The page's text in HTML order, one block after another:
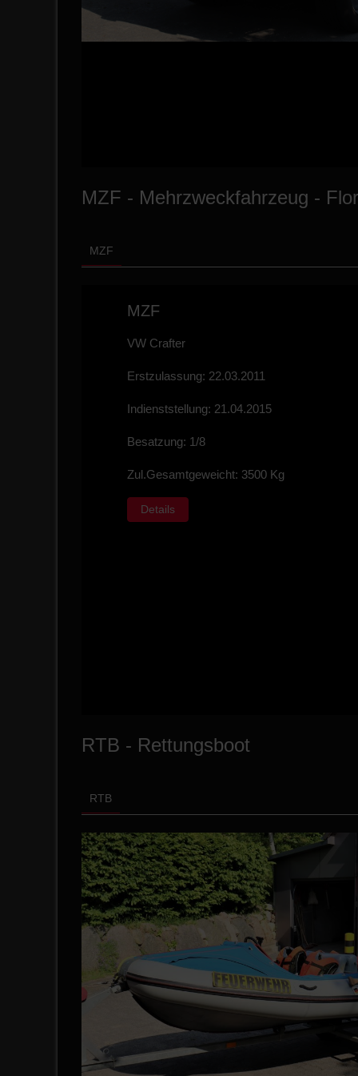
MZF - Mehrzweckfahrzeug -
MZF
MZF
VW Crafter
Erstzulassung: 22.03.2011
Indienststellung: 21.04.2015
Besatzung: 1/8
Zul.Gesamtgeweicht: 3500 Kg
Details
RTB - Rettungsboot
RTB